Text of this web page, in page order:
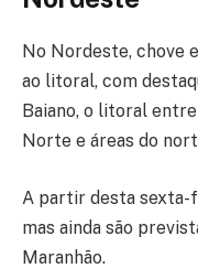
No Nordeste, chove
ao litoral, com
Baiano, o litoral
Norte e áreas do
A partir desta sexta-
mas ainda são
Maranhão.